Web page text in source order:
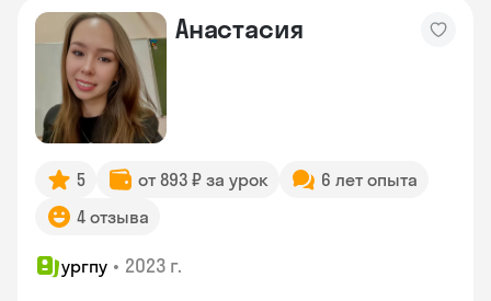
Анастасия
5 от 893 ₽ за урок
6 лет опыта
4 отзыва
ургпу • 2023 г.